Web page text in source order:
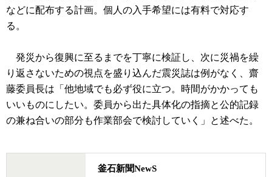
などに配布する計画。個人の入手希望には有料で対応す
る。
発災から復興に至るまでを丁寧に検証し、次に災禍を繰
り返さないための視点を盛り込んだ震災誌は例がなく、齋
藤委員長は「他地域でも必ず役に立つ。時間がかかっても
いいものにしたい。委員から出た具体化の指摘と公的記録
の兼ね合いの部分も作業部会で検討していく」と述べた。
釜石新聞NewS